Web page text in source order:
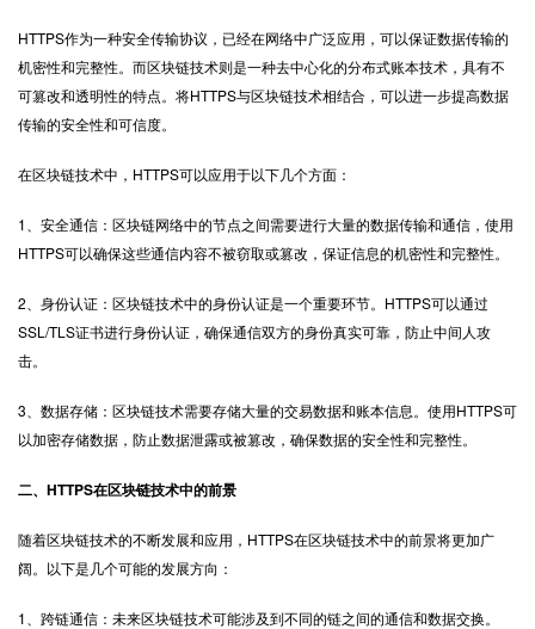
HTTPS作为一种安全传输协议，已经在网络中广泛应用，可以保证数据传输的
机密性和完整性。而区块链技术则是一种去中心化的分布式账本技术，具有不
可篡改和透明性的特点。将HTTPS与区块链技术相结合，可以进一步提高数据
传输的安全性和可信度。
在区块链技术中，HTTPS可以应用于以下几个方面：
1、安全通信：区块链网络中的节点之间需要进行大量的数据传输和通信，使用
HTTPS可以确保这些通信内容不被窃取或篡改，保证信息的机密性和完整性。
2、身份认证：区块链技术中的身份认证是一个重要环节。HTTPS可以通过
SSL/TLS证书进行身份认证，确保通信双方的身份真实可靠，防止中间人攻
击。
3、数据存储：区块链技术需要存储大量的交易数据和账本信息。使用HTTPS可
以加密存储数据，防止数据泄露或被篡改，确保数据的安全性和完整性。
二、 HTTPS在区块链技术中的前景
随着区块链技术的不断发展和应用，HTTPS在区块链技术中的前景将更加广
阔。以下是几个可能的发展方向：
1、跨链通信：未来区块链技术可能涉及到不同的链之间的通信和数据交换。